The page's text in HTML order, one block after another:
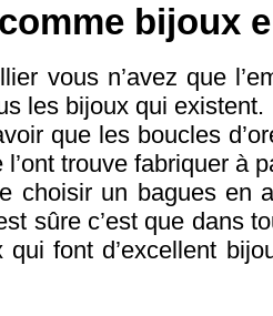
bijoux
vous n’avez que
les bijoux qui existent.
que les boucles
trouve fabriquer à
choisir un bagues en
sûre c’est que dans
font d’excellent